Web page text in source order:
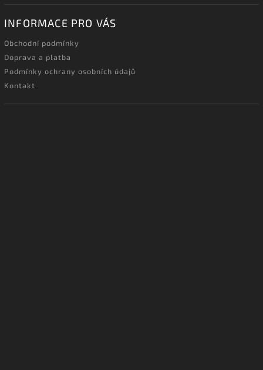
INFORMACE PRO VÁS
Obchodní podmínky
Doprava a platba
Podmínky ochrany osobních údajů
Kontakt